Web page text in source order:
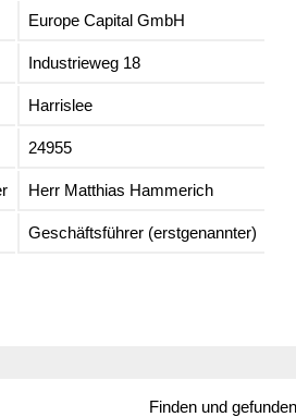
Europe Capital GmbH
Industrieweg 18
Harrislee
24955
Herr Matthias Hammerich
Geschäftsführer (erstgenannter)
Finden und